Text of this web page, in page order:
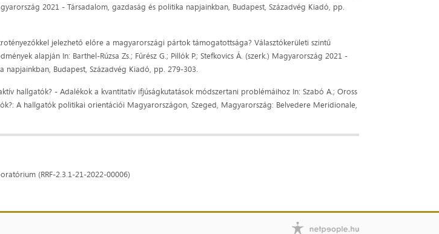
2021 - Társadalom, gazdaság és politika napjainkban, Budapest, Századvég Kiadó, pp.
jelezhető előre a magyarországi pártok támogatottsága? Választókerületi szintű
alapján In: Barthel-Rúzsa Zs.; Fűrész G.; Pillók P.; Stefkovics Á. (szerk.) Magyarország 2021 -
napjainkban, Budapest, Századvég Kiadó, pp. 279-303.
hallgatók? - Adalékok a kvantitatív ifjúságkutatások módszertani problémáihoz In: Szabó A.; Oross
A hallgatók politikai orientációi Magyarországon, Szeged, Magyarország: Belvedere Meridionale,
(RRF-2.3.1-21-2022-00006)